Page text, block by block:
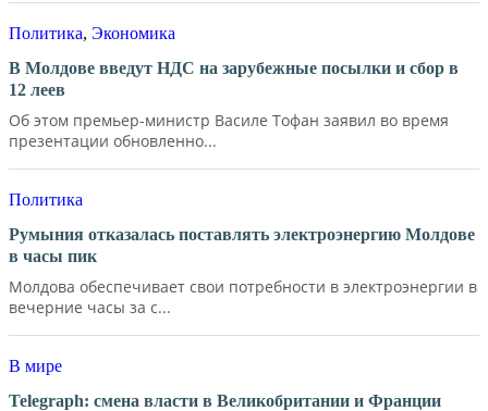
Политика, Экономика
В Молдове введут НДС на зарубежные посылки и сбор в
12 леев
Об этом премьер-министр Василе Тофан заявил во время
презентации обновленно...
Политика
Румыния отказалась поставлять электроэнергию Молдове
в часы пик
Молдова обеспечивает свои потребности в электроэнергии в
вечерние часы за с...
В мире
Telegraph: смена власти в Великобритании и Франции